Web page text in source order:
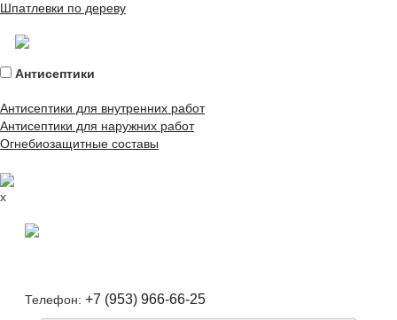
Шпатлевки по дереву
Антисептики
Антисептики для внутренних работ
Антисептики для наружних работ
Огнебиозащитные составы
x
Телефон: +7 (953) 966-66-25